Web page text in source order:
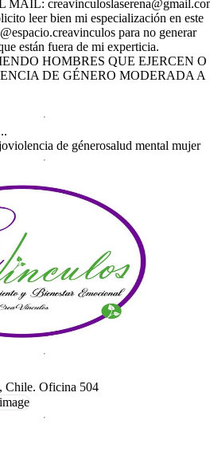
leer bien mi especialización en este
para no generar
están fuera de mi experticia.
HOMBRES QUE EJERCEN O
DE GÉNERO MODERADA A
violencia de génerosalud mental mujer
Chile. Oficina 504